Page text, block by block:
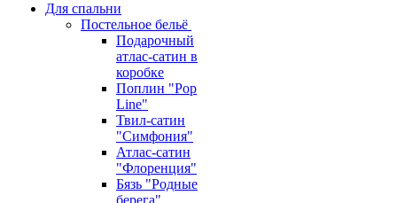
Для спальни
Постельное бельё
Подарочный
атлас-сатин в
коробке
Поплин "Pop
Line"
Твил-сатин
"Симфония"
Атлас-сатин
"Флоренция"
Бязь "Родные
берега"